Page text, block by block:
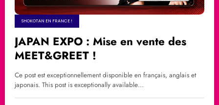
SHOKOTAN EN FRANCE !
JAPAN EXPO : Mise en vente des
MEET&GREET !
Ce post est exceptionnellement disponible en français, anglais et
japonais. This post is exceptionally available…